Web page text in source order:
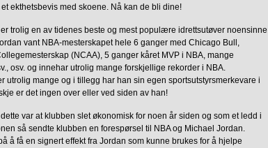
ekthetsbevis med skoene. Nå kan de bli dine!
trolig en av tidenes beste og mest populære idrettsutøver noensinne
vant NBA-mesterskapet hele 6 ganger med Chicago Bull,
(NCAA), 5 ganger kåret MVP i NBA, mange
osv. og innehar utrolig mange forskjellige rekorder i NBA.
utrolig mange og i tillegg har han sin egen sportsutstyrsmerkevare i
er det ingen over eller ved siden av han!
var at klubben slet økonomisk for noen år siden og som et ledd i
så sendte klubben en forespørsel til NBA og Michael Jordan.
å få en signert effekt fra Jordan som kunne brukes for å hjelpe